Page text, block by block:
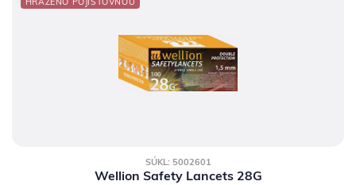
SÚKL: 5002601
Wellion Safety Lancets 28G